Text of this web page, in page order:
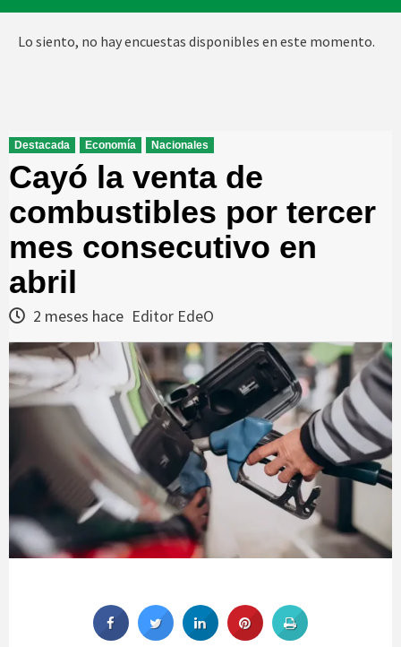
Lo siento, no hay encuestas disponibles en este momento.
Destacada Economía Nacionales
Cayó la venta de
combustibles por tercer
mes consecutivo en
abril
2 meses hace Editor EdeO